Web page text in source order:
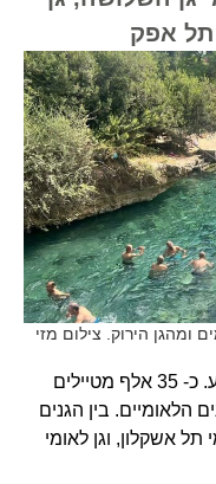
תל אפק
ומהגן הירוק. צילום מזי
סוף השבוע הוציא את עם ישראל לטבע. כ- 35 אלף מטיילים
הלאומיים. בין הגנים
תל אשקלון, וגן לאומי